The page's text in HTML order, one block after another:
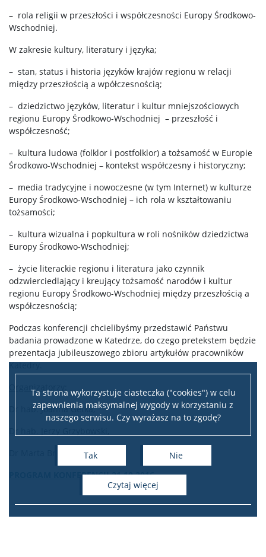
Ta strona wykorzystuje ciasteczka ("cookies") w celu
zapewnienia maksymalnej wygody w korzystaniu z
naszego serwisu. Czy wyrażasz na to zgodę?
Tak Nie
czytaj więcej
– rola religii w przeszłości i współczesności Europy Środkowo-
Wschodniej.
W zakresie kultury, literatury i języka;
– stan, status i historia języków krajów regionu w relacji
między przeszłością a wpółczesnością;
– dziedzictwo języków, literatur i kultur mniejszościowych
regionu Europy Środkowo-Wschodniej – przeszłość i
współczesność;
– kultura ludowa (folklor i postfolklor) a tożsamość w Europie
Środkowo-Wschodniej – kontekst współczesny i historyczny;
– media tradycyjne i nowoczesne (w tym Internet) w kulturze
Europy Środkowo-Wschodniej – ich rola w kształtowaniu
tożsamości;
– kultura wizualna i popkultura w roli nośników dziedzictwa
Europy Środkowo-Wschodniej;
– życie literackie regionu i literatura jako czynnik
odzwierciedlający i kreujący tożsamość narodów i kultur
regionu Europy Środkowo-Wschodniej między przeszłością a
współczesnością;
Podczas konferencji chcielibyśmy przedstawić Państwu
badania prowadzone w Katedrze, do czego pretekstem będzie
prezentacja jubileuszowego zbioru artykułów pracowników
Katedry.
Organizatorzy:
Dr hab. Joanna Getka,
Dr Marta Brzezińska-Pająk
PROGRAM KONFERENCJI 21.10.2016